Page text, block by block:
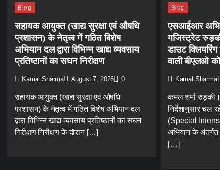
Blog
सहायक आयुक्त (खाद्य सुरक्षा एवं औषधि
प्रशासन) के नेतृत्व में गठित विशेष
अभियान दल द्वारा विभिन्न खाद्य व्यवसाय
प्रतिष्ठानों का सघन निरीक्षण
Kamal Sharma August 7, 2026 0
सहायक आयुक्त (खाद्य सुरक्षा एवं औषधि
प्रशासन) के नेतृत्व में गठित विशेष अभियान दल
द्वारा विभिन्न खाद्य व्यवसाय प्रतिष्ठानों का सघन
निरीक्षण निरीक्षण के दौरान […]
Blog
एसआईआर
मजिस्ट्रेट
डाउट
वाली बीएलओ
Kamal Sharma
कमल शर्मा
निर्देशानुसार चल
(Special
अभियान के अंतर्गत
[…]